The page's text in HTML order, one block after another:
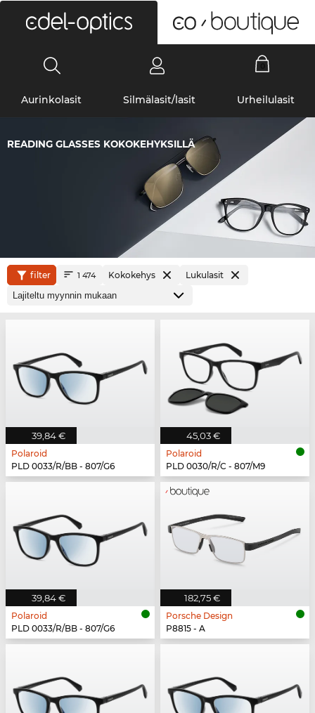
Aurinkolasit Silmälasit/lasit Urheilulasit
READING GLASSES KOKOKEHYKSILLÄ
filter 1 474 Kokokehys Lukulasit
39,84 €
Polaroid
PLD 0033/R/BB - 807/G6
45,03 €
Polaroid
PLD 0030/R/C - 807/M9
39,84 €
Polaroid
PLD 0033/R/BB - 807/G6
182,75 €
Porsche Design
P8815 - A